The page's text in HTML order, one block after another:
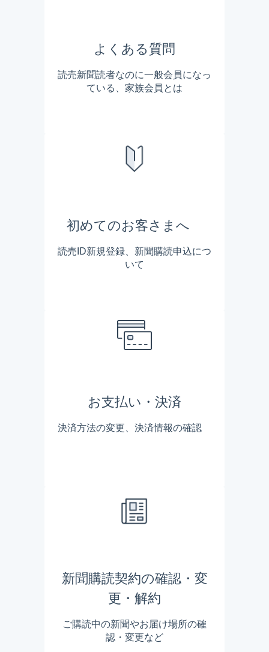
よくある質問
読売新聞読者なのに一般会員になっ
ている、家族会員とは
初めてのお客さまへ
読売ID新規登録、新聞購読申込につ
いて
お支払い・決済
決済方法の変更、決済情報の確認
新聞購読契約の確認・変
更・解約
ご購読中の新聞やお届け場所の確
認・変更など